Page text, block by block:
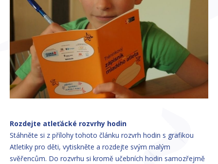
Rozdejte atleťácké rozvrhy hodin
Stáhněte si z přílohy tohoto článku rozvrh hodin s grafikou
Atletiky pro děti, vytiskněte a rozdejte svým malým
svěřencům. Do rozvrhu si kromě učebních hodin samozřejmě